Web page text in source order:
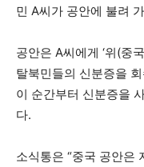
민 A씨가 공안에 불려
공안은 A씨에게 ‘위(중
탈북민들의 신분증을
이 순간부터 신분증을
다.
소식통은 “중국 공안은